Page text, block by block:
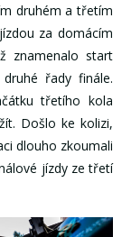
druhém a třetím
za domácím
znamenalo start
řady finále.
třetího kola
Došlo ke kolizi,
dlouho zkoumali
jízdy ze třetí